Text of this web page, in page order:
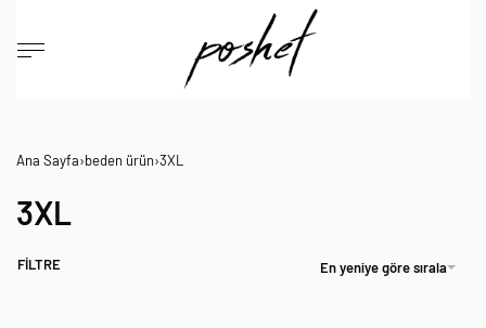
Ana Sayfa›beden ürün›3XL
3XL
En yeniye göre sırala
FİLTRE